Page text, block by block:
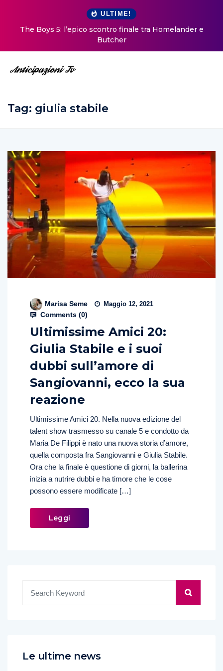
ULTIME!
The Boys 5: l’epico scontro finale tra Homelander e
Butcher
Tag: giulia stabile
Marisa Seme Maggio 12, 2021
Comments (0)
Ultimissime Amici 20:
Giulia Stabile e i suoi
dubbi sull’amore di
Sangiovanni, ecco la sua
reazione
Ultimissime Amici 20. Nella nuova edizione del
talent show trasmesso su canale 5 e condotto da
Maria De Filippi è nato una nuova storia d’amore,
quella composta fra Sangiovanni e Giulia Stabile.
Ora che la finale è questione di giorni, la ballerina
inizia a nutrire dubbi e ha timore che le cose
possono essere modificate […]
Leggi
Le ultime news